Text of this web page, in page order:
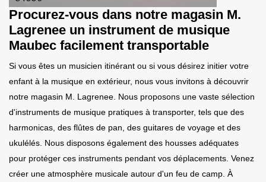
Procurez-vous dans notre magasin M.
Lagrenee un instrument de musique
Maubec facilement transportable
Si vous êtes un musicien itinérant ou si vous désirez initier votre
enfant à la musique en extérieur, nous vous invitons à découvrir
notre magasin M. Lagrenee. Nous proposons une vaste sélection
d'instruments de musique pratiques à transporter, tels que des
harmonicas, des flûtes de pan, des guitares de voyage et des
ukulélés. Nous disposons également des housses adéquates
pour protéger ces instruments pendant vos déplacements. Venez
créer une atmosphère musicale autour d'un feu de camp. À